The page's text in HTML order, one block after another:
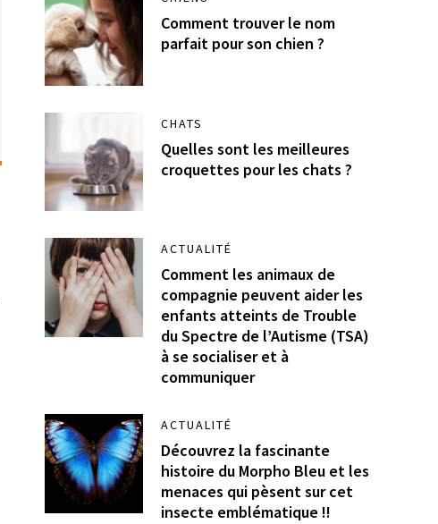
Comment trouver le nom
parfait pour son chien ?
CHATS
Quelles sont les meilleures
croquettes pour les chats ?
ACTUALITÉ
Comment les animaux de
compagnie peuvent aider les
enfants atteints de Trouble
du Spectre de l’Autisme (TSA)
à se socialiser et à
communiquer
ACTUALITÉ
Découvrez la fascinante
histoire du Morpho Bleu et les
menaces qui pèsent sur cet
insecte emblématique !!